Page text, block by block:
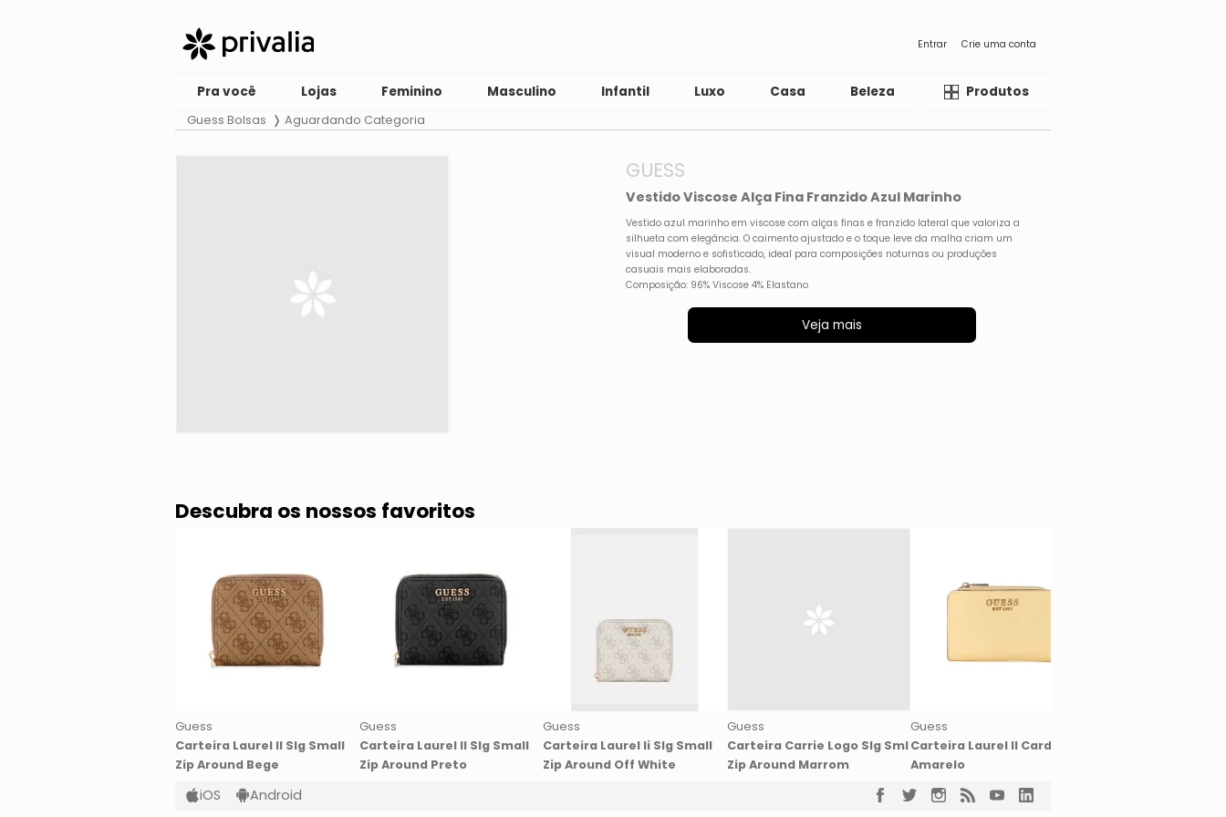
Entrar Crie uma conta
Pra você Lojas Feminino Masculino Infantil Luxo Casa Beleza LiquidaProdutos
Guess Bolsas Aguardando Categoria
GUESS
Vestido Viscose Alça Fina Franzido Azul Marinho
Vestido azul marinho em viscose com alças finas e franzido lateral que valoriza a
silhueta com elegância. O caimento ajustado e o toque leve da malha criam um
visual moderno e sofisticado, ideal para composições noturnas ou produções
casuais mais elaboradas.
Composição: 96% Viscose 4% Elastano
Veja mais
Descubra os nossos favoritos
Guess
Carteira Laurel II Slg Small
Zip Around Bege
Guess
Carteira Laurel II Slg Small
Zip Around Preto
Guess
Carteira Laurel Ii Slg Small
Zip Around Off White
Guess
Carteira Carrie Logo Slg Sml
Zip Around Marrom
Guess
Carteira Laurel II Card Case
Amarelo
iOS Android